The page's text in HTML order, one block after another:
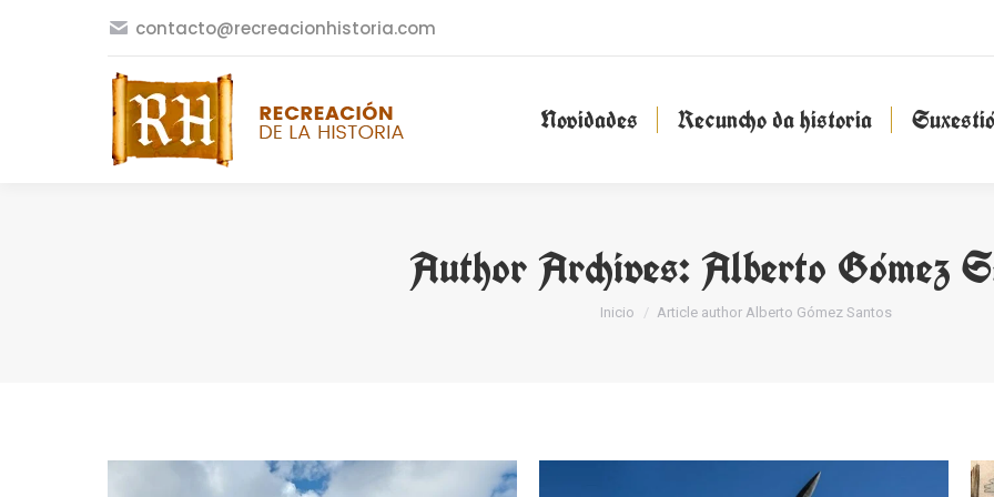
contacto@recreacionhistoria.com
Novidades Recuncho da historia
Author Archives:Alberto Gómez
You are here:
Inicio Article author Alberto Gómez Santos
Novidades Recuncho da historia